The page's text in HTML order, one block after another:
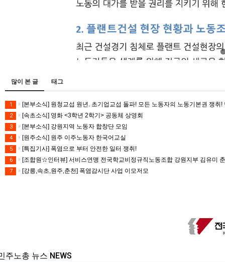
많이 본 글 태그
1 [본부소식] 원청교섭 원년. 초기업교섭 돌파! 모든 노동자의 노동기본권 쟁취
2 [속초소식] 영화 <3학년 2학기> 공동체 상영회
3 [본부소식] 강원지역 노동자 합창단 모임
4 [원주소식] 원주 이주노동자 한국어교실
5 [특집기사] 폭염으로 부터 안전한 일터 쟁취!
6 [조합원☆인터뷰] 서비스연맹 전국학교비정규직노동조합 강원지부 김유미
7 [강릉,속초,원주,춘천] 폭염감시단 사업 이모저모
주노총 뉴스 NEWS